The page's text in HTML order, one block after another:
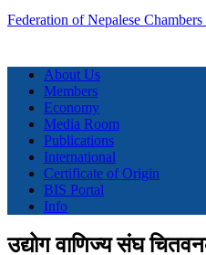
Federation of Nepalese
About Us
Members
Economy
Media Room
Publications
International
Certificate of Origin
BIS Portal
Info
उद्योग वाणिज्य संघ